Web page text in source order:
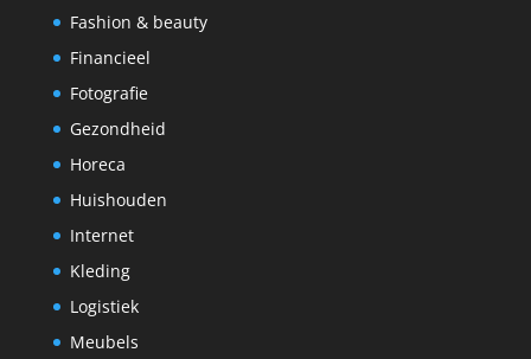
Fashion & beauty
Financieel
Fotografie
Gezondheid
Horeca
Huishouden
Internet
Kleding
Logistiek
Meubels